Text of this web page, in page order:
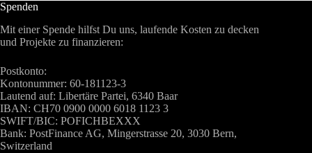
Spenden
Mit einer Spende hilfst Du uns, laufende Kosten zu decken
und Projekte zu finanzieren:
Postkonto:
Kontonummer: 60-181123-3
Lautend auf: Libertäre Partei, 6340 Baar
IBAN: CH70 0900 0000 6018 1123 3
SWIFT/BIC: POFICHBEXXX
Bank: PostFinance AG, Mingerstrasse 20, 3030 Bern,
Switzerland